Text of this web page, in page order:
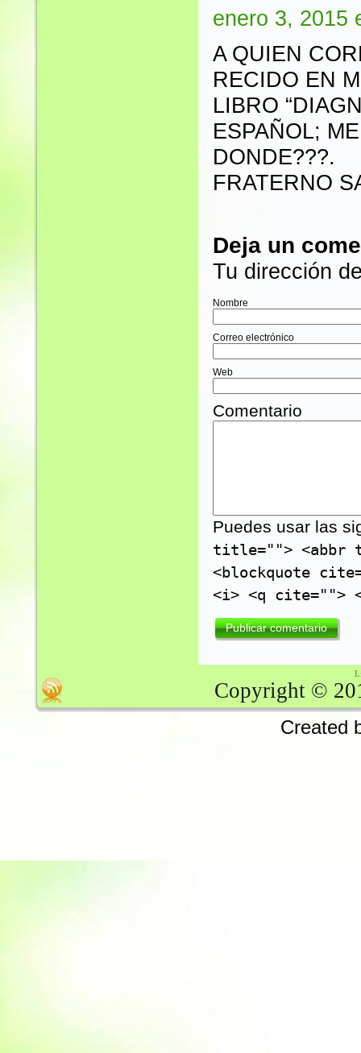
enero 3, 2015
A QUIEN
RECIDO EN
LIBRO
ESPAÑOL;
DONDE???.
FRATERNO
Deja un
Tu dirección
Nombre
Correo electrónico
Web
Comentario
Puedes usar las
title=""> <abbr
<blockquote
<i> <q cite="">
Copyright ©
Created